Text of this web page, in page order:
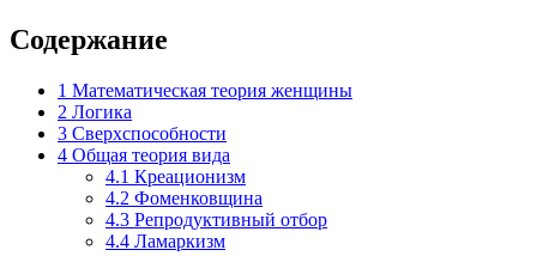
Содержание
1 Математическая теория женщины
2 Логика
3 Сверхспособности
4 Общая теория вида
4.1 Креационизм
4.2 Фоменковщина
4.3 Репродуктивный отбор
4.4 Ламаркизм